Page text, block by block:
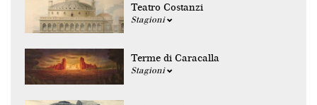
Teatro Costanzi
Stagioni
Terme di Caracalla
Stagioni